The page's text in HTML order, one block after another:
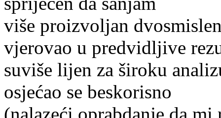
više proizvoljan
vjerovao u predvidljive
suviše lijen za široku
osjećao se beskorisno